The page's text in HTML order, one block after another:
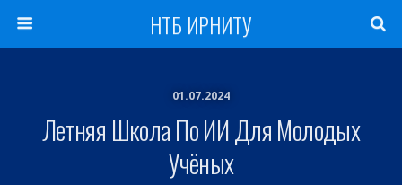
НТБ ИРНИТУ
01.07.2024
Летняя Школа По ИИ Для Молодых
Учёных